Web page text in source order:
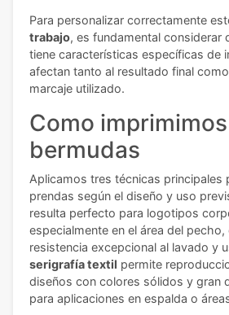
Para personalizar correctamente
trabajo, es fundamental considerar
tiene características específicas de
afectan tanto al resultado final
marcaje utilizado.
Como
bermudas
Aplicamos tres técnicas principales
prendas según el diseño y uso
resulta perfecto para logotipos
especialmente en el área del
resistencia excepcional al lavado y
serigrafía textil permite
diseños con colores sólidos y gran
para aplicaciones en espalda o